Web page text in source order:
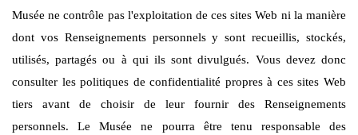
Musée ne contrôle pas l'exploitation de ces sites Web ni la manière
dont vos Renseignements personnels y sont recueillis, stockés,
utilisés, partagés ou à qui ils sont divulgués. Vous devez donc
consulter les politiques de confidentialité propres à ces sites Web
tiers avant de choisir de leur fournir des Renseignements
personnels. Le Musée ne pourra être tenu responsable des